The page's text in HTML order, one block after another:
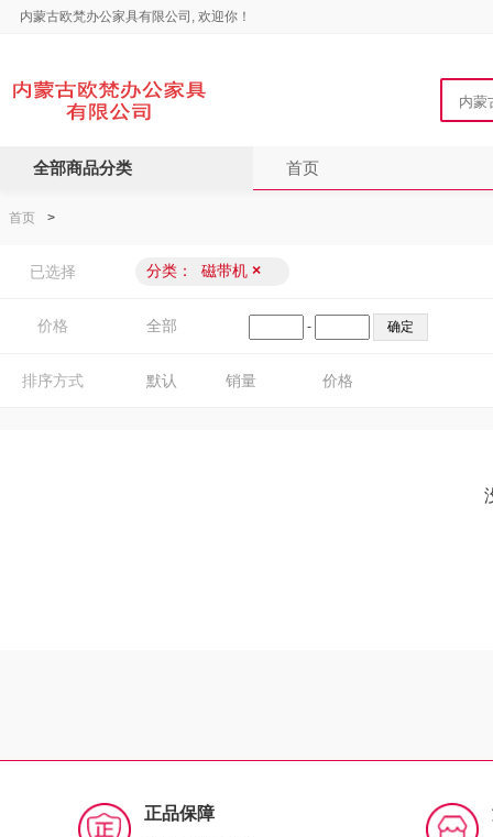
内蒙古欧梵办公家具有限公司, 欢迎你！
全部商品分类 首页
首页 >
已选择 分类： 磁带机 ×
价格 全部 -
排序方式 默认 销量 价格
正品保障